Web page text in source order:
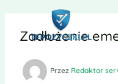
treściZadłużenie
Przez Redaktor